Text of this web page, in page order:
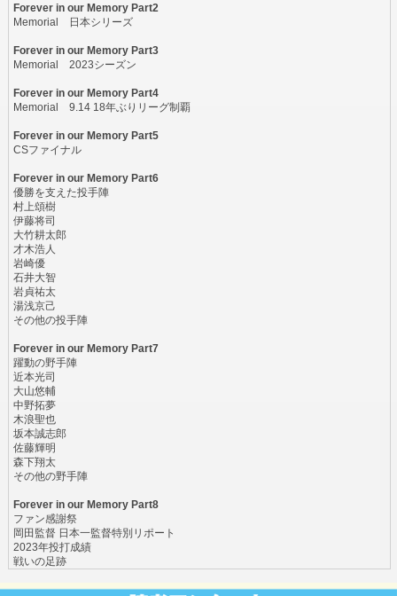
Forever in our Memory Part2
Memorial 日本シリーズ
Forever in our Memory Part3
Memorial 2023シーズン
Forever in our Memory Part4
Memorial 9.14 18年ぶりリーグ制覇
Forever in our Memory Part5
CSファイナル
Forever in our Memory Part6
優勝を支えた投手陣
村上頌樹
伊藤将司
大竹耕太郎
才木浩人
岩崎優
石井大智
岩貞祐太
湯浅京己
その他の投手陣
Forever in our Memory Part7
躍動の野手陣
近本光司
大山悠輔
中野拓夢
木浪聖也
坂本誠志郎
佐藤輝明
森下翔太
その他の野手陣
Forever in our Memory Part8
ファン感謝祭
岡田監督 日本一監督特別リポート
2023年投打成績
戦いの足跡